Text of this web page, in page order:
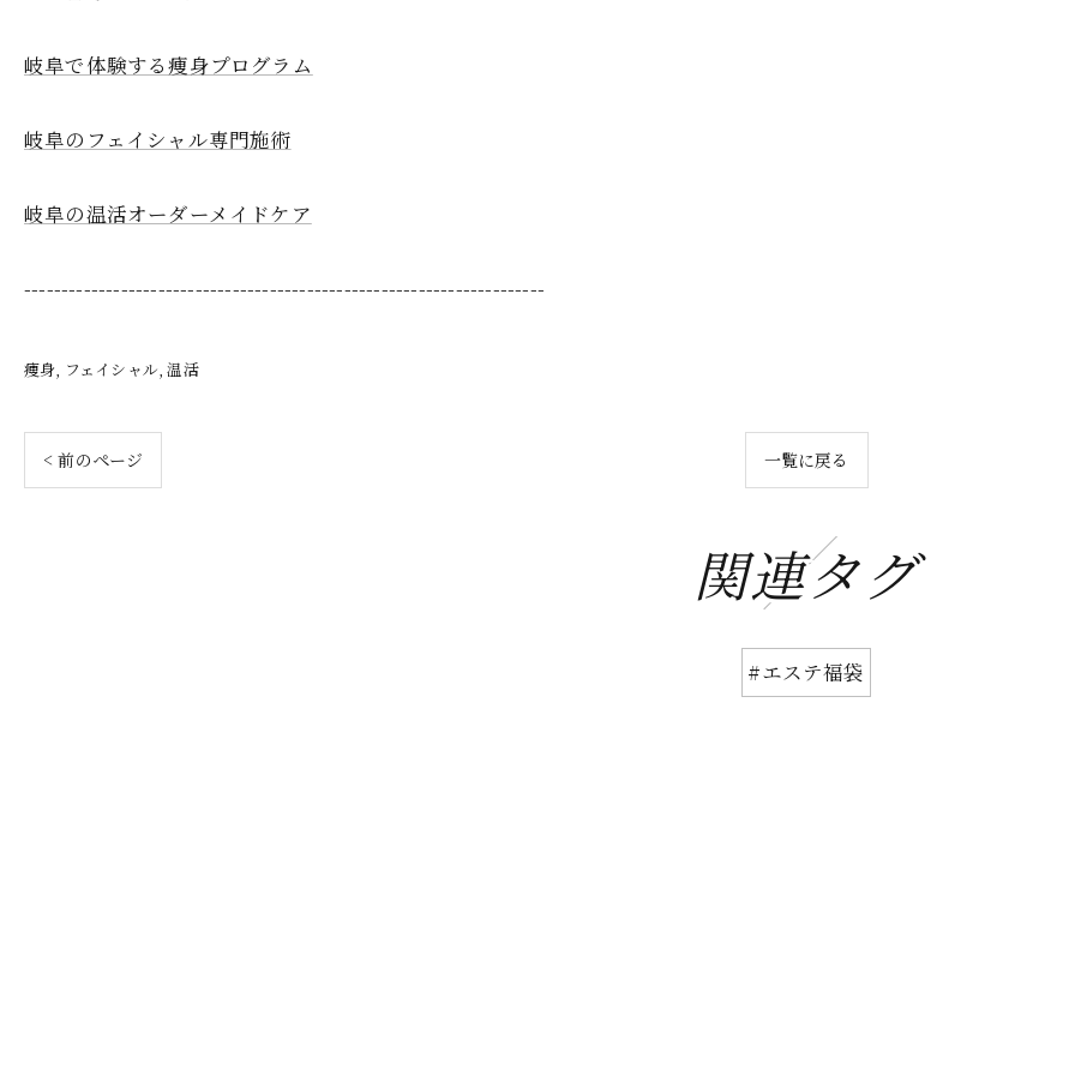
岐阜で体験する痩身プログラム
岐阜のフェイシャル専門施術
岐阜の温活オーダーメイドケア
----------------------------------------------------------------------
痩身 フェイシャル 温活
< 前のページ 一覧に戻る
関連タグ
#エステ福袋